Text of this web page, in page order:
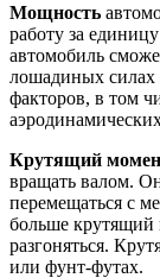
Мощность
работу за
автомобиль
лошадиных силах
факторов, в том
Крутящий
вращать валом.
перемещаться с
больше крутящий
разгоняться.
или фунт-футах.